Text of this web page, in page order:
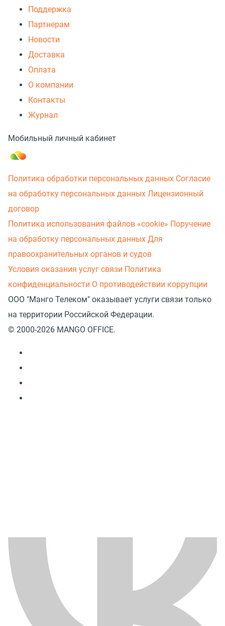
Поддержка
Партнерам
Новости
Доставка
Оплата
О компании
Контакты
Журнал
Мобильный личный кабинет
Политика обработки персональных данных Согласие
на обработку персональных данных Лицензионный
договор
Политика использования файлов «cookie» Поручение
на обработку персональных данных Для
правоохранительных органов и судов
Условия оказания услуг связи Политика
конфиденциальности О противодействии коррупции
ООО "Манго Телеком" оказывает услуги связи только
на территории Российской Федерации.
© 2000-2026 MANGO OFFICE.